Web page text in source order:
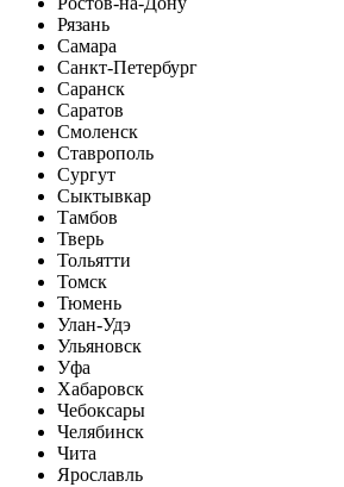
Рязань
Самара
Санкт-Петербург
Саранск
Саратов
Смоленск
Ставрополь
Сургут
Сыктывкар
Тамбов
Тверь
Тольятти
Томск
Тюмень
Улан-Удэ
Ульяновск
Уфа
Хабаровск
Чебоксары
Челябинск
Чита
Ярославль